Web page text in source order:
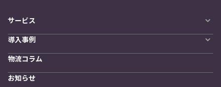
サービス
LYNA DXプラットフォーム
発着管理オプション
訪問計画
物流拠点最適化
開発者向けサービス
導入事例
導入をご検討の方へ
物流コラム
お知らせ